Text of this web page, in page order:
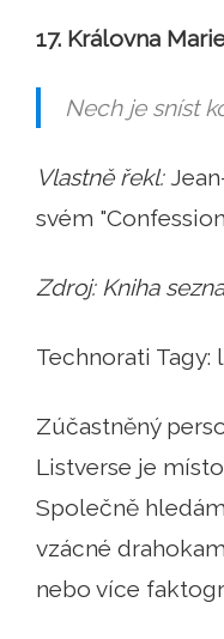
17. Královna
Nech je sníst
Vlastně řekl:
svém
Zdroj: Kniha
Technorati Tagy:
Zúčastněný
Listverse je
Společně
vzácné
nebo více